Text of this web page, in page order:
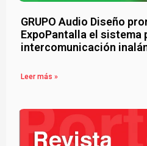
GRUPO Audio Diseño
ExpoPantalla el sistema
intercomunicación
Leer más »